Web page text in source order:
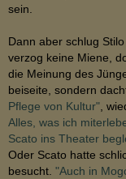
sein.
Dann aber schlug
verzog keine Miene,
die Meinung des
beiseite, sondern
Pflege von Kultur" ,
Alles, was ich
Scato ins Theater
Oder Scato hatte
besucht. "Auch in